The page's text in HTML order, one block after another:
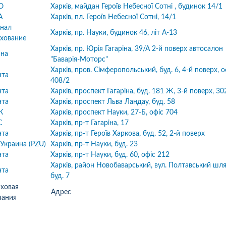
ІФ обл. Хочу подякувати
спеціалісту за швидкість
застрахувати дві свої
На що отримав відповідь -
перетелефонують" Вже
менеджери сидять.?...
Подробнее
Адрес
Харків, майдан Героїв Небесної Сотні , будинок 14/1
Харків, пл. Героїв Небесної Сотні, 14/1
Харків, пр. Науки, будинок 46, літ А-13
Харків, пр. Юрія Гагаріна, 39/А 2-й поверх автосалон
"Баварія-Моторс"
Харків, пров. Сімферопольський, буд. 6, 4-й поверх,
408/2
Харків, проспект Гагаріна, буд. 181 Ж, 3-й поверх,
Харків, проспект Льва Ландау, буд. 58
Харків, проспект Науки, 27-Б, офіс 704
Харків, пр-т Гагаріна, 17
Харків, пр-т Героїв Харкова, буд. 52, 2-й поверх
(PZU)
Харків, пр-т Науки, буд. 23
Харків, пр-т Науки, буд. 60, офіс 212
Харків, район Новобаварський, вул. Полтавський
буд. 7